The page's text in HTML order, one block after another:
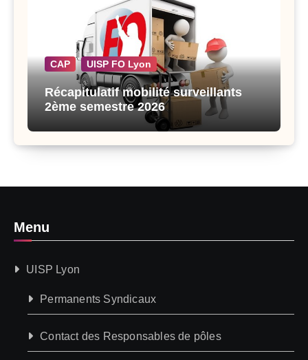
CAP UISP FO Lyon
Récapitulatif mobilité surveillants
2ème semestre 2026
Menu
UISP Lyon
Permanents Syndicaux
Contact des Responsables de pôles